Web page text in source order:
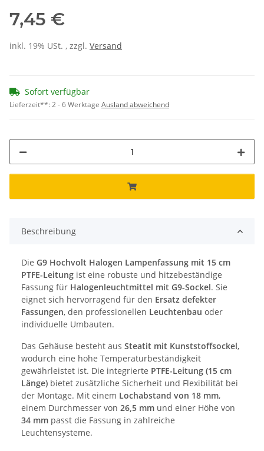
7,45 €
inkl. 19% USt. , zzgl. Versand
Sofort verfügbar
Lieferzeit**:2 - 6 Werktage Ausland abweichend
Beschreibung
Die G9 Hochvolt Halogen Lampenfassung mit 15 cm
PTFE-Leitung ist eine robuste und hitzebeständige
Fassung für Halogenleuchtmittel mit G9-Sockel. Sie
eignet sich hervorragend für den Ersatz defekter
Fassungen, den professionellen Leuchtenbau oder
individuelle Umbauten.
Das Gehäuse besteht aus Steatit mit Kunststoffsockel,
wodurch eine hohe Temperaturbeständigkeit
gewährleistet ist. Die integrierte PTFE-Leitung (15 cm
Länge) bietet zusätzliche Sicherheit und Flexibilität bei
der Montage. Mit einem Lochabstand von 18 mm,
einem Durchmesser von 26,5 mm und einer Höhe von
34 mm passt die Fassung in zahlreiche
Leuchtensysteme.